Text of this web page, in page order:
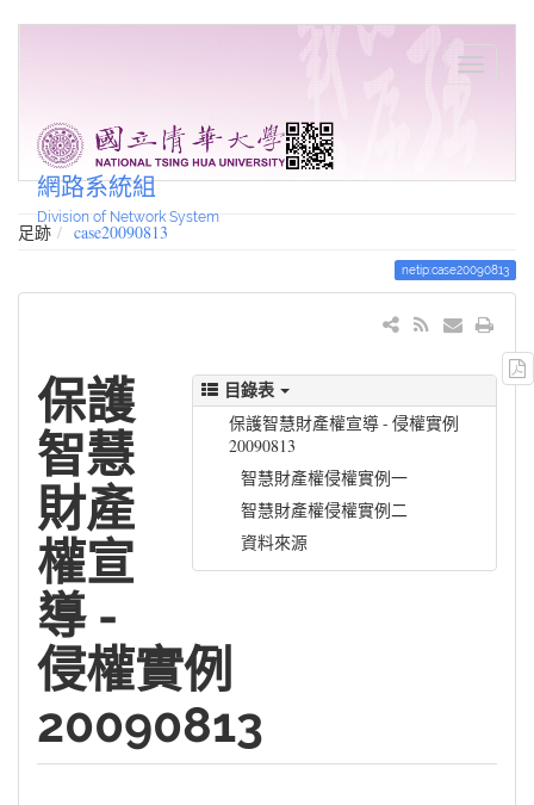
網路系統組
Division of Network System
足跡 case20090813
netip:case20090813
目錄表
保護智慧財產權宣導 - 侵權實例
20090813
智慧財產權侵權實例一
智慧財產權侵權實例二
資料來源
保護
智慧
財產
權宣
導 -
侵權實例
20090813